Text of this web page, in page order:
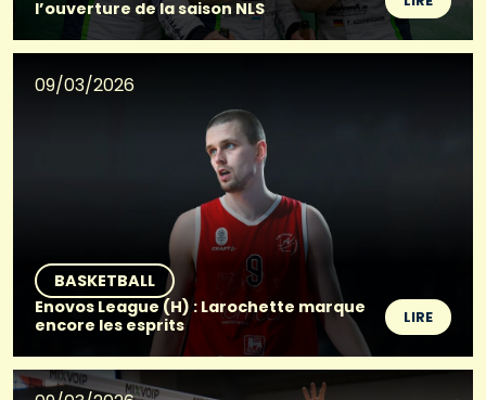
l’ouverture de la saison NLS
09/03/2026
BASKETBALL
Enovos League (H) : Larochette marque
encore les esprits
LIRE